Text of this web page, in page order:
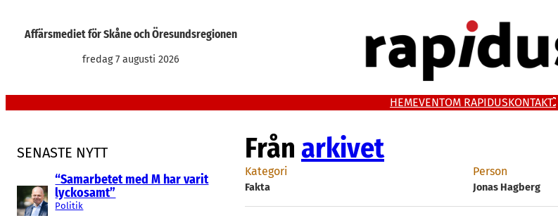
Affärsmediet för Skåne och Öresundsregionen
fredag 7 augusti 2026
HEMEVENTOM RAPIDUSKONTAKT
SENASTE NYTT
“Samarbetet med M har varit
lyckosamt”
Politik
Från arkivet
Kategori
Fakta
Person
Jonas Hagberg